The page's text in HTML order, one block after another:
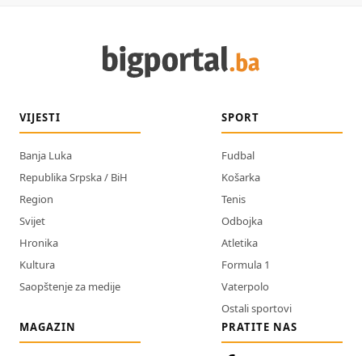
VIJESTI
Banja Luka
Republika Srpska / BiH
Region
Svijet
Hronika
Kultura
Saopštenje za medije
SPORT
Fudbal
Košarka
Tenis
Odbojka
Atletika
Formula 1
Vaterpolo
Ostali sportovi
MAGAZIN
PRATITE NAS